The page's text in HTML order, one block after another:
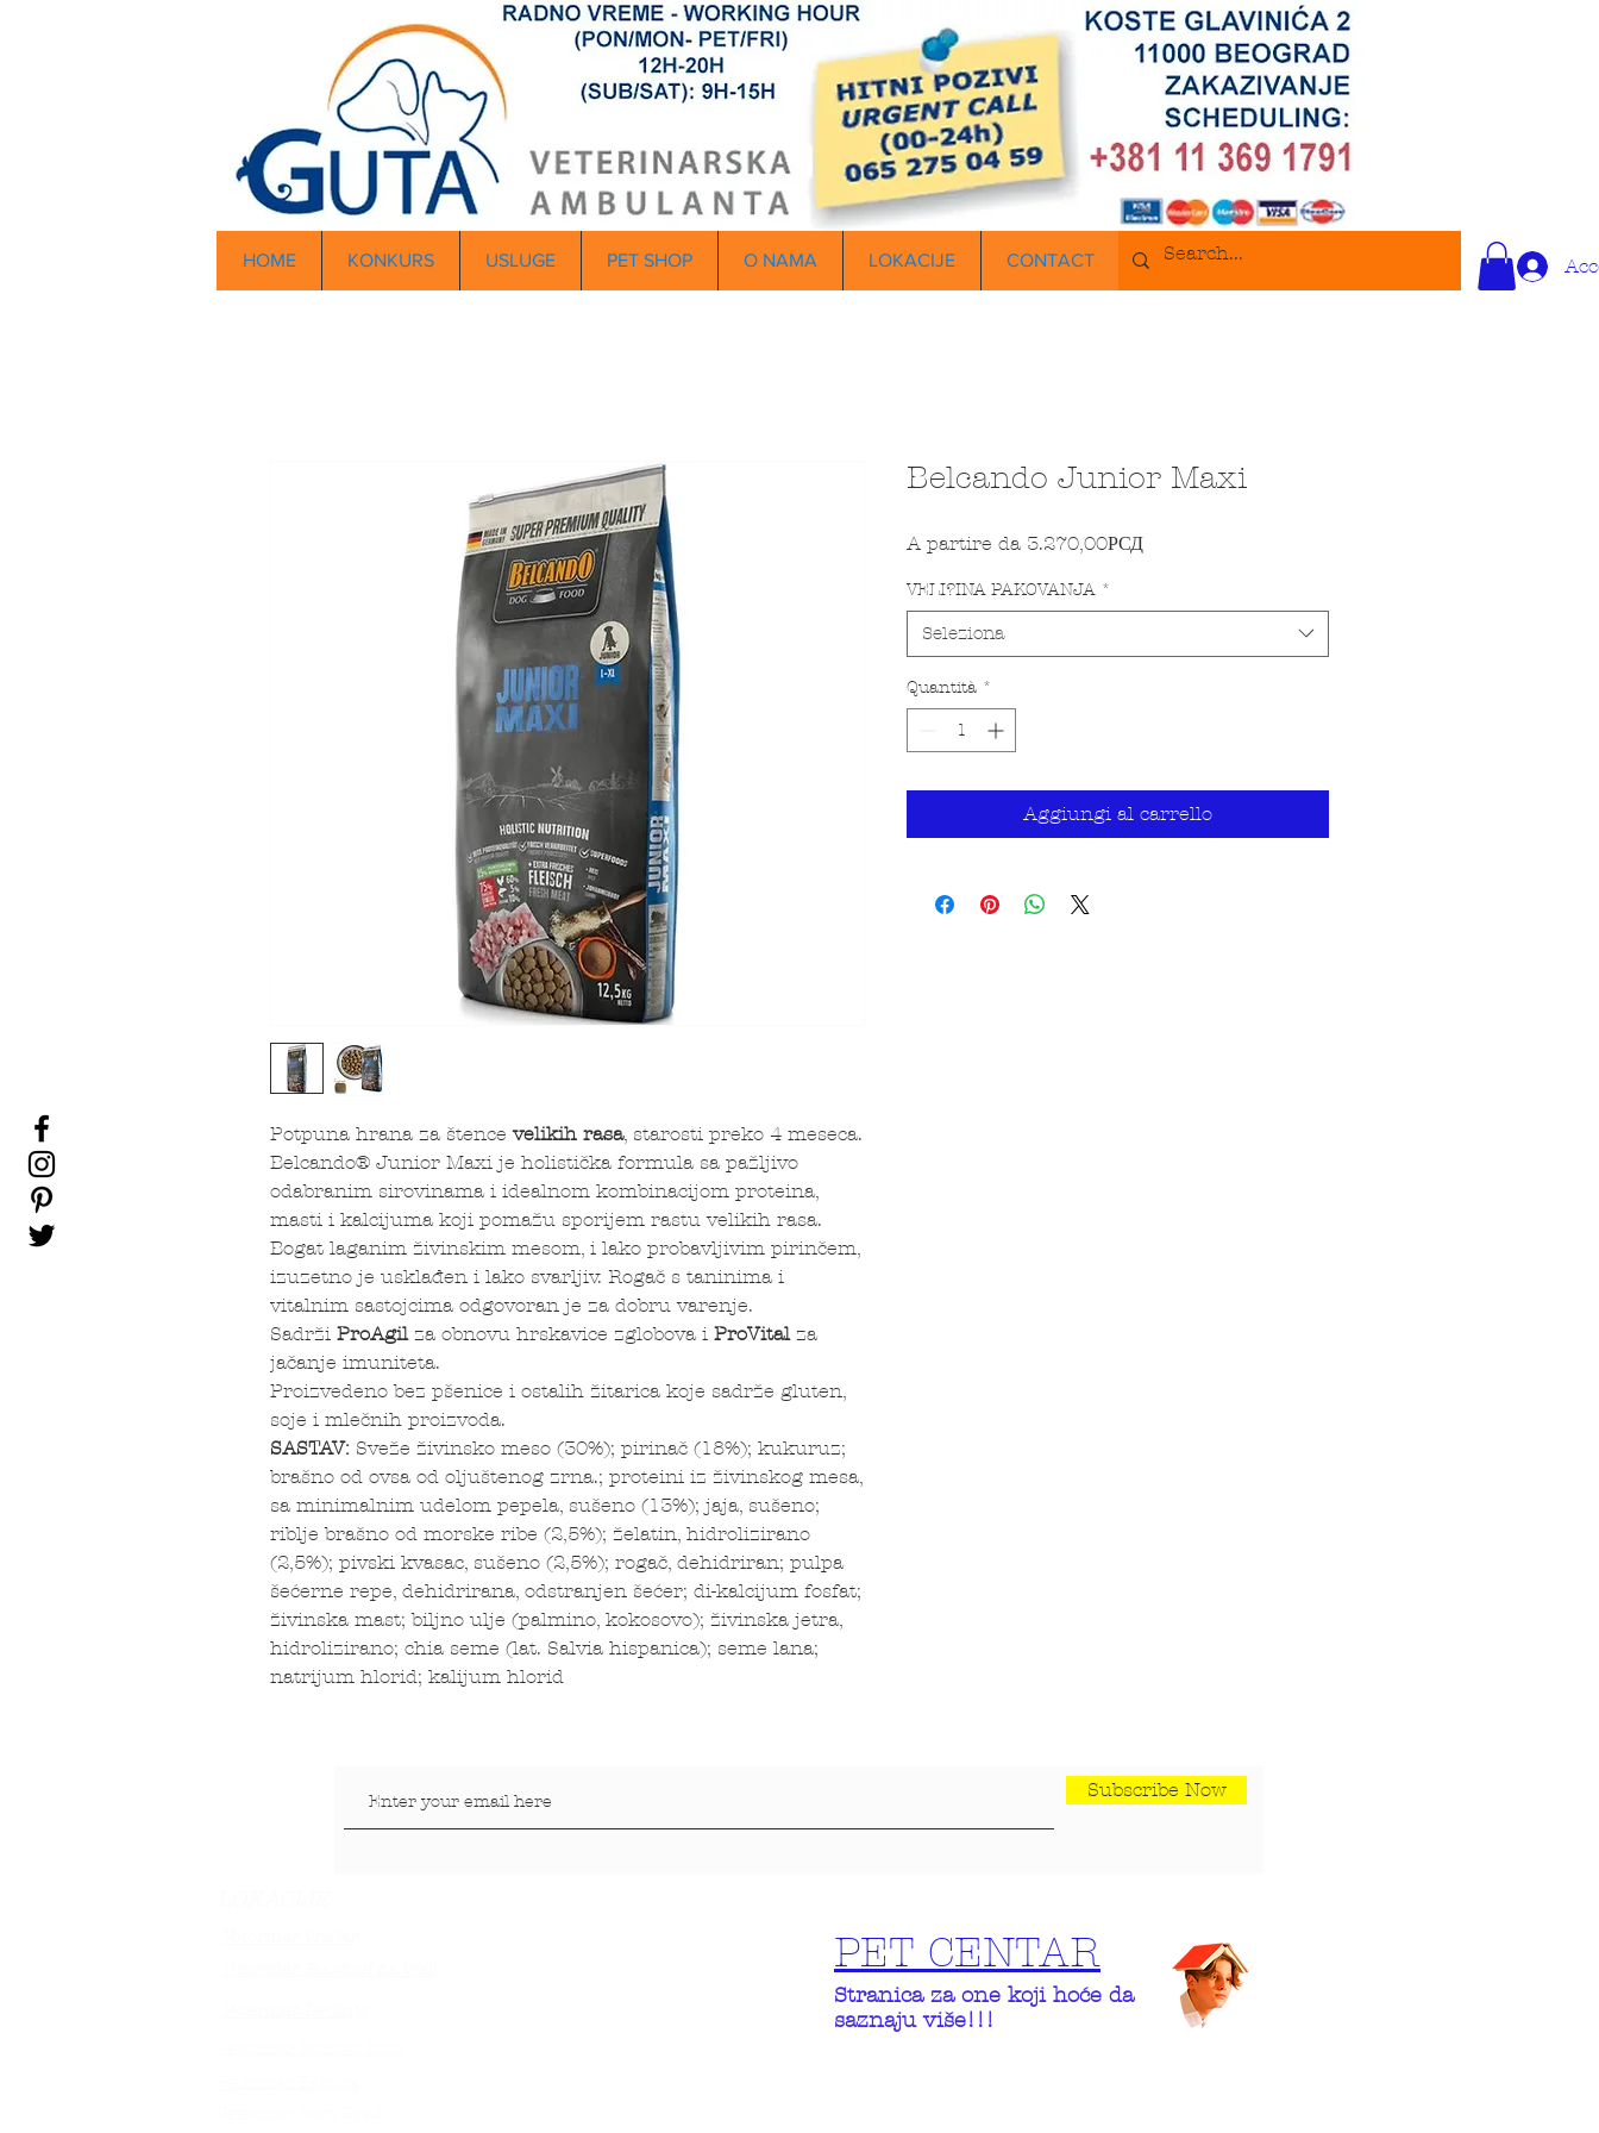
HOME KONKURS USLUGE PET SHOP O NAMA LOKACIJE CONTACT
Potpuna hrana za štence velikih rasa, starosti preko 4 meseca.
Belcando® Junior Maxi je holistička formula sa pažljivo
odabranim sirovinama i idealnom kombinacijom proteina,
masti i kalcijuma koji pomažu sporijem rastu velikih rasa.
Bogat laganim živinskim mesom, i lako probavljivim pirinčem,
izuzetno je usklađen i lako svarljiv. Rogač s taninima i
vitalnim sastojcima odgovoran je za dobru varenje.
Sadrži ProAgil za obnovu hrskavice zglobova i ProVital za
jačanje imuniteta.
Proizvedeno bez pšenice i ostalih žitarica koje sadrže gluten,
soje i mlečnih proizvoda.
SASTAV: Sveže živinsko meso (30%); pirinač (18%); kukuruz;
brašno od ovsa od oljuštenog zrna.; proteini iz živinskog mesa,
sa minimalnim udelom pepela, sušeno (13%); jaja, sušeno;
riblje brašno od morske ribe (2,5%); želatin, hidrolizirano
(2,5%); pivski kvasac, sušeno (2,5%); rogač, dehidriran; pulpa
šećerne repe, dehidrirana, odstranjen šećer; di-kalcijum fosfat;
živinska mast; biljno ulje (palmino, kokosovo); živinska jetra,
hidrolizirano; chia seme (lat. Salvia hispanica); seme lana;
natrijum hlorid; kalijum hlorid
Belcando Junior Maxi
A partire da 3.270,00РСДPrezzo scontato
VELI?INA PAKOVANJA *
Seleziona
Quantità *
Aggiungi al carrello
Subscribe Now
PET CENTAR
Stranica za one koji hoće da
saznaju više!!!